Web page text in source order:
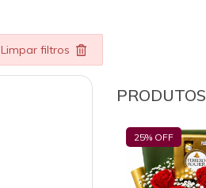
Limpar filtros
PRODUTOS
25% OFF